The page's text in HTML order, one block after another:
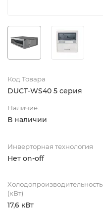
Код Товара
DUCT-WS40 5 серия
Наличие:
В наличии
Инверторная технология
Нет on-off
Холодопроизводительность
(кВт)
17,6 кВт